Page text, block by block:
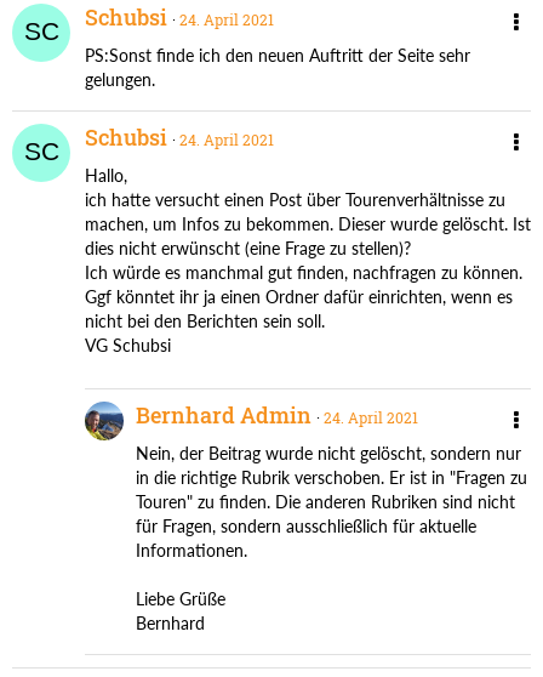
Schubsi 24. April 2021
PS:Sonst finde ich den neuen Auftritt der Seite sehr
gelungen.
Schubsi 24. April 2021
Hallo,
ich hatte versucht einen Post über Tourenverhältnisse zu
machen, um Infos zu bekommen. Dieser wurde gelöscht. Ist
dies nicht erwünscht (eine Frage zu stellen)?
Ich würde es manchmal gut finden, nachfragen zu können.
Ggf könntet ihr ja einen Ordner dafür einrichten, wenn es
nicht bei den Berichten sein soll.
VG Schubsi
Bernhard Admin 24. April 2021
Nein, der Beitrag wurde nicht gelöscht, sondern nur
in die richtige Rubrik verschoben. Er ist in "Fragen zu
Touren" zu finden. Die anderen Rubriken sind nicht
für Fragen, sondern ausschließlich für aktuelle
Informationen.
Liebe Grüße
Bernhard